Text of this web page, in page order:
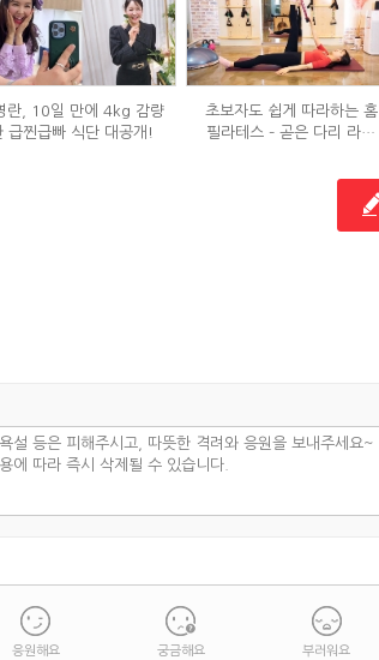
란, 10일 만에 4kg 감량
급찐급빠 식단 대공개!
초보자도 쉽게 따라하는 홈
필라테스 – 곧은 다리 라인
응원해요 궁금해요 부러워요